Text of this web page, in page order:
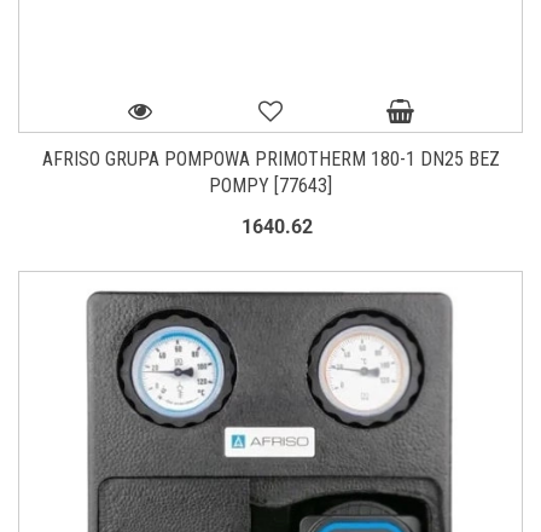
AFRISO GRUPA POMPOWA PRIMOTHERM 180-1 DN25 BEZ
POMPY [77643]
1640.62